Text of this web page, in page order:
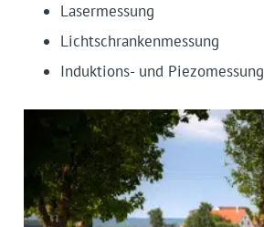
Lasermessung
Lichtschrankenmessung
Induktions- und Piezomessung